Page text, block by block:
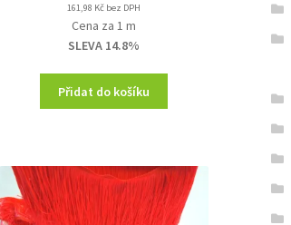
price
was:
230,00 Kč.
161,98 Kč bez DPH
Cena za 1 m
SLEVA 14.8%
Přidat do košíku